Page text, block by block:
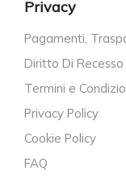
Privacy
Pagamenti,
Diritto Di Recesso
Termini e
Privacy Policy
Cookie Policy
FAQ